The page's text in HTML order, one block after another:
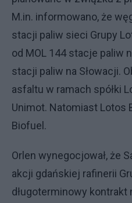
M.in. informowano, że
stacji paliw sieci Grupy
od MOL 144 stacje paliw
stacji paliw na Słowacji.
asfaltu w ramach spółki
Unimot. Natomiast Lotos
Biofuel.
Orlen wynegocjował, że
akcji gdańskiej rafinerii
długoterminowy kontrakt